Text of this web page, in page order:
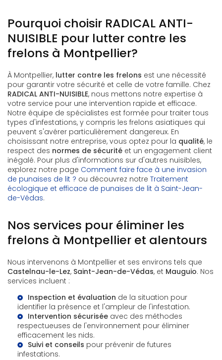
Pourquoi choisir RADICAL ANTI-
NUISIBLE pour lutter contre les
frelons à Montpellier?
À Montpellier, lutter contre les frelons est une nécessité
pour garantir votre sécurité et celle de votre famille. Chez
RADICAL ANTI-NUISIBLE, nous mettons notre expertise à
votre service pour une intervention rapide et efficace.
Notre équipe de spécialistes est formée pour traiter tous
types d'infestations, y compris les frelons asiatiques qui
peuvent s'avérer particulièrement dangereux. En
choisissant notre entreprise, vous optez pour la qualité, le
respect des normes de sécurité et un engagement client
inégalé. Pour plus d'informations sur d'autres nuisibles,
explorez notre page Comment faire face à une invasion
de punaises de lit ? ou découvrez notre Traitement
écologique et efficace de punaises de lit à Saint-Jean-
de-Védas.
Nos services pour éliminer les
frelons à Montpellier et alentours
Nous intervenons à Montpellier et ses environs tels que
Castelnau-le-Lez, Saint-Jean-de-Védas, et Mauguio. Nos
services incluent :
Inspection et évaluation de la situation pour
identifier la présence et l'ampleur de l'infestation.
Intervention sécurisée avec des méthodes
respectueuses de l'environnement pour éliminer
efficacement les nids.
Suivi et conseils pour prévenir de futures
infestations.